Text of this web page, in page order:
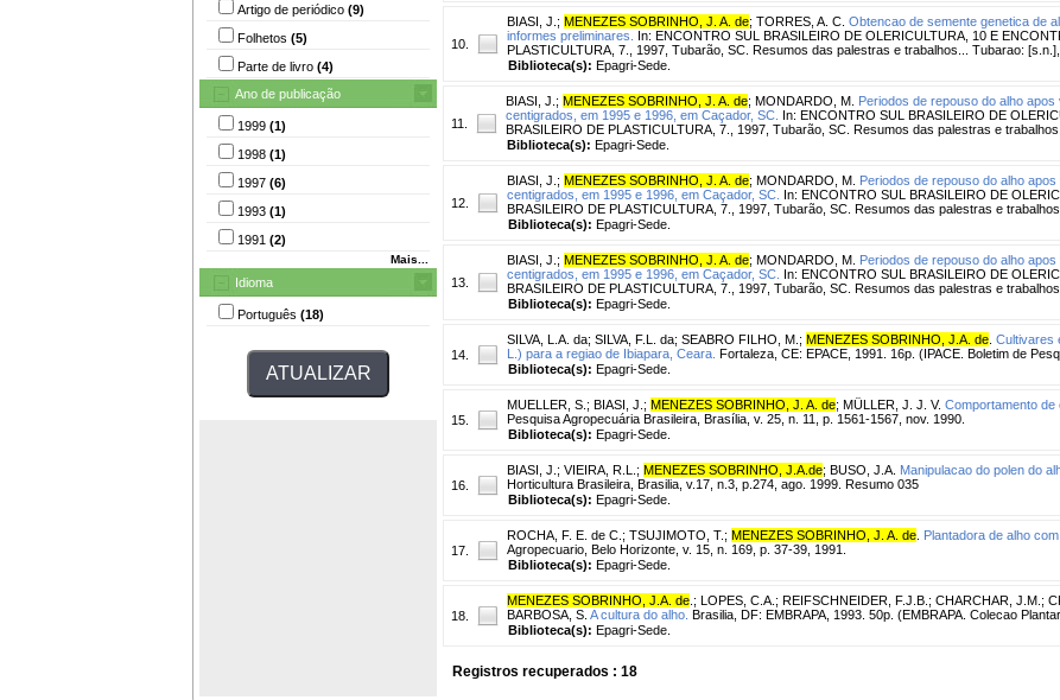
Artigo de periódico (9)
Folhetos (5)
Parte de livro (4)
Ano de publicação
1999 (1)
1998 (1)
1997 (6)
1993 (1)
1991 (2)
Mais...
Idioma
Português (18)
10.
BIASI, J. ; MENEZES SOBRINHO, J. A. de; TORRES, A. C. Obtencao de semente genetica de
informes preliminares.
In: ENCONTRO SUL BRASILEIRO DE OLERICULTURA, 10 E
PLASTICULTURA, 7., 1997, Tubarão, SC. Resumos das palestras e trabalhos... Tubarao: [s.n.],
Biblioteca(s): Epagri-Sede.
11.
BIASI, J. ; MENEZES SOBRINHO, J. A. de; MONDARDO, M. Periodos de repouso do alho
centigrados, em 1995 e 1996, em Caçador, SC. In: ENCONTRO SUL BRASILEIRO DE
BRASILEIRO DE PLASTICULTURA, 7., 1997, Tubarão, SC. Resumos das palestras e
Biblioteca(s): Epagri-Sede.
12.
BIASI, J. ; MENEZES SOBRINHO, J. A. de; MONDARDO, M. Periodos de repouso do alho
centigrados, em 1995 e 1996, em Caçador, SC. In: ENCONTRO SUL BRASILEIRO DE
BRASILEIRO DE PLASTICULTURA, 7., 1997, Tubarão, SC. Resumos das palestras e
Biblioteca(s): Epagri-Sede.
13.
BIASI, J. ; MENEZES SOBRINHO, J. A. de; MONDARDO, M. Periodos de repouso do alho
centigrados, em 1995 e 1996, em Caçador, SC. In: ENCONTRO SUL BRASILEIRO DE
BRASILEIRO DE PLASTICULTURA, 7., 1997, Tubarão, SC. Resumos das palestras e
Biblioteca(s): Epagri-Sede.
14.
SILVA, L.A. da; SILVA, F.L. da; SEABRO FILHO, M. ; MENEZES SOBRINHO, J.A. de Cultivares
L.) para a regiao de Ibiapara, Ceara. Fortaleza, CE: EPACE, 1991. 16p. (IPACE. Boletim de
Biblioteca(s): Epagri-Sede.
15.
MUELLER, S. ; BIASI, J. ; MENEZES SOBRINHO, J. A. de; MÜLLER, J. J. V. Comportamento de
Pesquisa Agropecuária Brasileira, Brasília, v. 25, n. 11, p. 1561-1567, nov. 1990.
Biblioteca(s): Epagri-Sede.
16.
BIASI, J. ; VIEIRA, R.L. ; MENEZES SOBRINHO, J.A.de; BUSO, J.A. Manipulacao do polen do
Horticultura Brasileira, Brasilia, v.17, n.3, p.274, ago. 1999. Resumo 035
Biblioteca(s): Epagri-Sede.
17.
ROCHA, F. E. de C. ; TSUJIMOTO, T. ; MENEZES SOBRINHO, J. A. de Plantadora de alho
Agropecuario, Belo Horizonte, v. 15, n. 169, p. 37-39, 1991.
Biblioteca(s): Epagri-Sede.
18.
MENEZES SOBRINHO, J.A. de ; LOPES, C.A. ; REIFSCHNEIDER, F.J.B. ; CHARCHAR, J.M. ;
BARBOSA, S. A cultura do alho. Brasilia, DF: EMBRAPA, 1993. 50p. (EMBRAPA. Colecao
Biblioteca(s): Epagri-Sede.
Registros recuperados : 18